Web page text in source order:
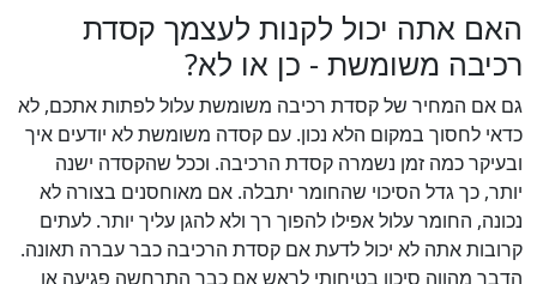
האם אתה יכול לקנות לעצמך קסדת
רכיבה משומשת - כן או לא?
גם אם המחיר של קסדת רכיבה משומשת עלול לפתות אתכם, לא
כדאי לחסוך במקום הלא נכון. עם קסדה משומשת לא יודעים איך
ובעיקר כמה זמן נשמרה קסדת הרכיבה. וככל שהקסדה ישנה
יותר, כך גדל הסיכוי שהחומר יתבלה. אם מאוחסנים בצורה לא
נכונה, החומר עלול אפילו להפוך רך ולא להגן עליך יותר. לעתים
קרובות אתה לא יכול לדעת אם קסדת הרכיבה כבר עברה תאונה.
הדבר מהווה סיכון בטיחותי לראש אם כבר התרחשה פגיעה או